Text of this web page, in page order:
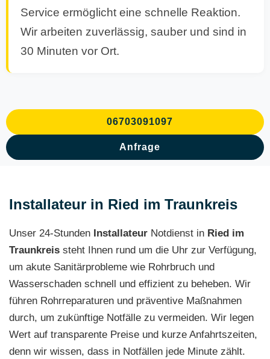
Service ermöglicht eine schnelle Reaktion.
Wir arbeiten zuverlässig, sauber und sind in
30 Minuten vor Ort.
06703091097
Anfrage
Installateur in Ried im Traunkreis
Unser 24-Stunden Installateur Notdienst in Ried im
Traunkreis steht Ihnen rund um die Uhr zur Verfügung,
um akute Sanitärprobleme wie Rohrbruch und
Wasserschaden schnell und effizient zu beheben. Wir
führen Rohrreparaturen und präventive Maßnahmen
durch, um zukünftige Notfälle zu vermeiden. Wir legen
Wert auf transparente Preise und kurze Anfahrtszeiten,
denn wir wissen, dass in Notfällen jede Minute zählt.